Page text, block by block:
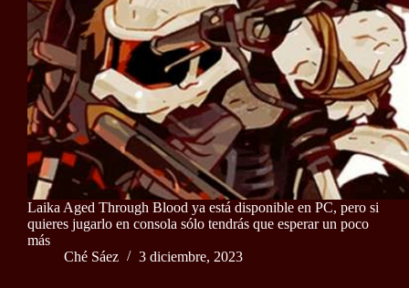
Laika Aged Through Blood ya está disponible en PC, pero si
quieres jugarlo en consola sólo tendrás que esperar un poco
más
Ché Sáez
3 diciembre, 2023